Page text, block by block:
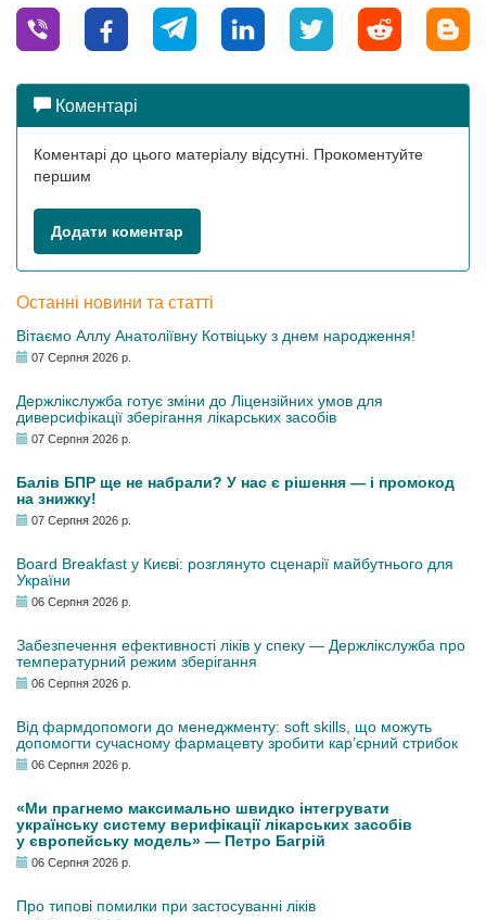
Коментарі
Коментарі до цього матеріалу відсутні. Прокоментуйте
першим
Додати коментар
Останні новини та статті
Вітаємо Аллу Анатоліївну Котвіцьку з днем народження!
07 Серпня 2026 р.
Держлікслужба готує зміни до Ліцензійних умов для
диверсифікації зберігання лікарських засобів
07 Серпня 2026 р.
Балів БПР ще не набрали? У нас є рішення — і промокод
на знижку!
07 Серпня 2026 р.
Board Breakfast у Києві: розглянуто сценарії майбутнього для
України
06 Серпня 2026 р.
Забезпечення ефективності ліків у спеку — Держлікслужба про
температурний режим зберігання
06 Серпня 2026 р.
Від фармдопомоги до менеджменту: soft skills, що можуть
допомогти сучасному фармацевту зробити кар’єрний стрибок
06 Серпня 2026 р.
«Ми прагнемо максимально швидко інтегрувати
українську систему верифікації лікарських засобів
у європейську модель» — Петро Багрій
06 Серпня 2026 р.
Про типові помилки при застосуванні ліків